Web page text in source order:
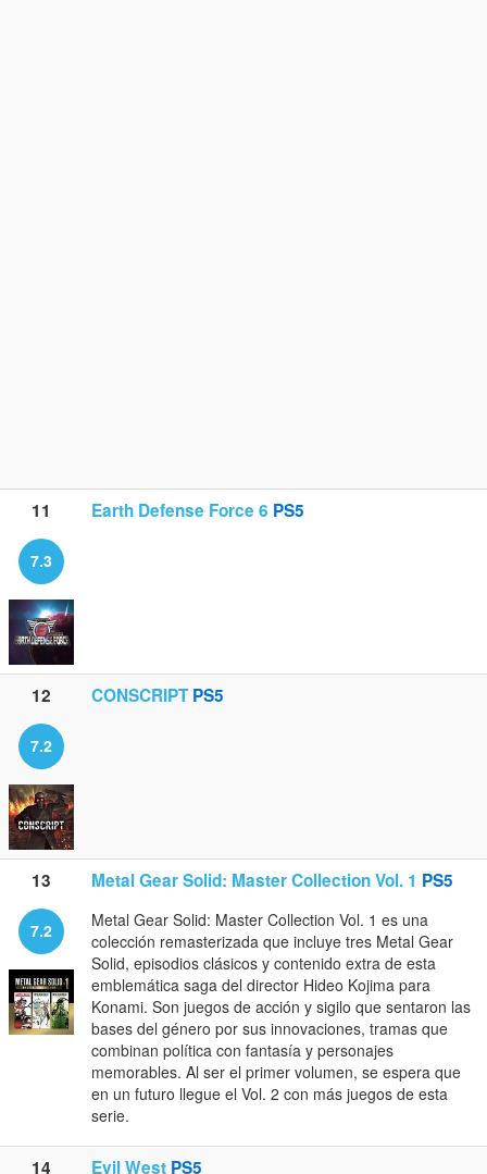
11 Earth Defense Force 6 PS5
7.3
12 CONSCRIPT PS5
7.2
13 Metal Gear Solid: Master Collection Vol. 1 PS5
7.2
Metal Gear Solid: Master Collection Vol. 1 es una
colección remasterizada que incluye tres Metal Gear
Solid, episodios clásicos y contenido extra de esta
emblemática saga del director Hideo Kojima para
Konami. Son juegos de acción y sigilo que sentaron las
bases del género por sus innovaciones, tramas que
combinan política con fantasía y personajes
memorables. Al ser el primer volumen, se espera que
en un futuro llegue el Vol. 2 con más juegos de esta
serie.
14 Evil West PS5